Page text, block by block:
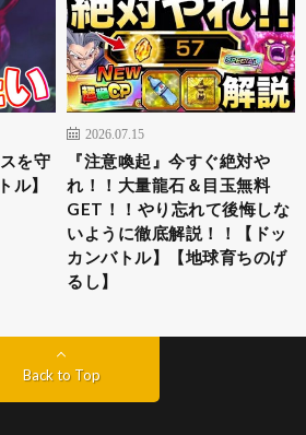
を守
ル】
2026.07.15
『注意喚起』今すぐ絶対や
れ！！大量龍石＆目玉無料
GET！！やり忘れて後悔しな
いように徹底解説！！【ドッ
カンバトル】【地球育ちのげ
るし】
Back to Top